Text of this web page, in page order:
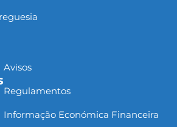
Avisos
Regulamentos
Informação Económica Financeira